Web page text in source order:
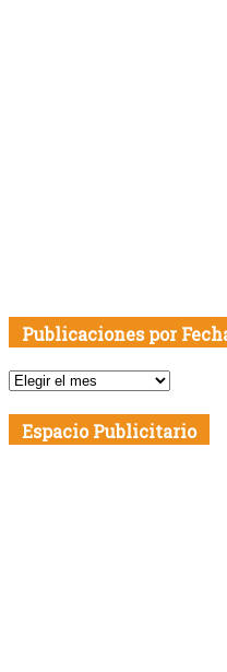
Publicaciones por
Publicaciones
Fecha
Espacio Publicitario